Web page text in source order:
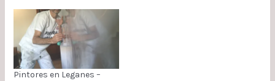
Pintores en Leganes –